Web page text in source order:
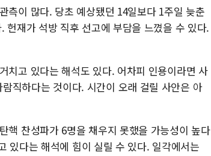
측이 많다. 당초 예상됐던 14일보다 1주일 늦춘
재가 석방 직후 선고에 부담을 느꼈을 수 있다.
치고 있다는 해석도 있다. 어차피 인용이라면 사
직하다는 것이다. 시간이 오래 걸릴 사안은 아
핵 찬성파가 6명을 채우지 못했을 가능성이 높다
있다는 해석에 힘이 실릴 수 있다. 일각에서는